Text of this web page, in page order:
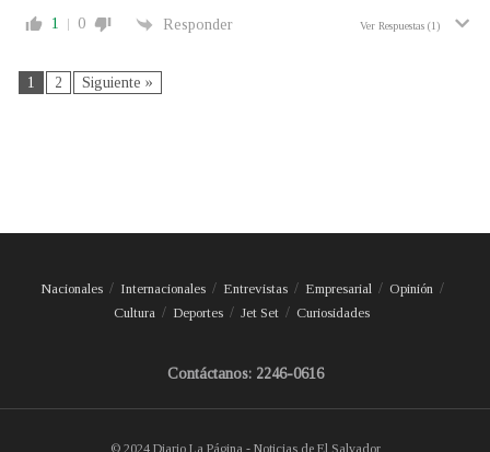
1 0 Responder Ver Respuestas (1)
1 2 Siguiente »
Nacionales Internacionales Entrevistas Empresarial
Opinión
Cultura
Deportes Jet Set Curiosidades
Contáctanos: 2246-0616
© 2024 Diario La Página - Noticias de El Salvador